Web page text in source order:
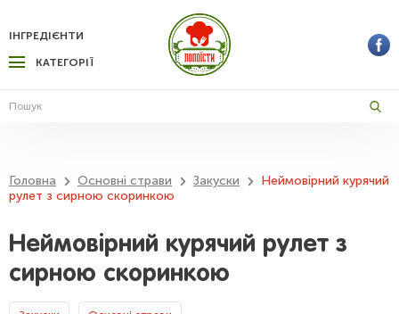
КАТЕГОРІЇ
ІНГРЕДІЄНТИ
Головна Основні страви Закуски
Неймовірний курячий
рулет з сирною скоринкою
Неймовірний курячий рулет з
сирною скоринкою